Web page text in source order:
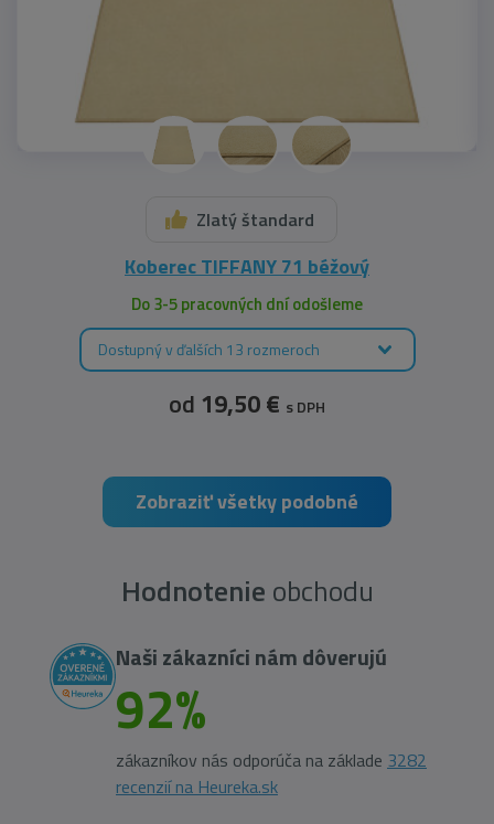
Zlatý štandard
Koberec TIFFANY 71 béžový
Do 3-5 pracovných dní odošleme
Dostupný v ďalších 13 rozmeroch
od 19,50 € s DPH
Zobraziť všetky podobné
Hodnotenie obchodu
Naši zákazníci nám dôverujú
92%
zákazníkov nás odporúča na základe 3282
recenzií na Heureka.sk